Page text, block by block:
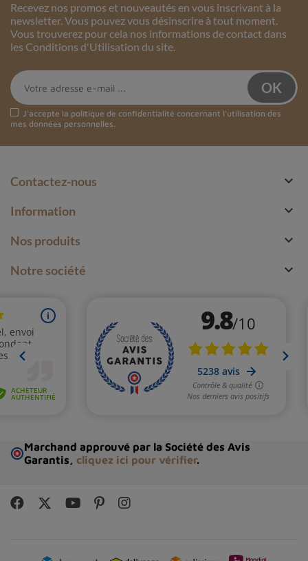
Recevez nos promos et nouveautés en vous inscrivant à la
newsletter. Vous pouvez vous désinscrire à tout moment.
Vous trouverez pour cela nos informations de contact dans
les Conditions d'Utilisation du site.
J'accepte la politique de confidentialité concernant l'utilisation des
mes données personnelles.
Contactez-nous 
Information 
Nos produits 
Notre société 
Marchand approuvé par la Société des Avis
Garantis, cliquez ici pour vérifier.